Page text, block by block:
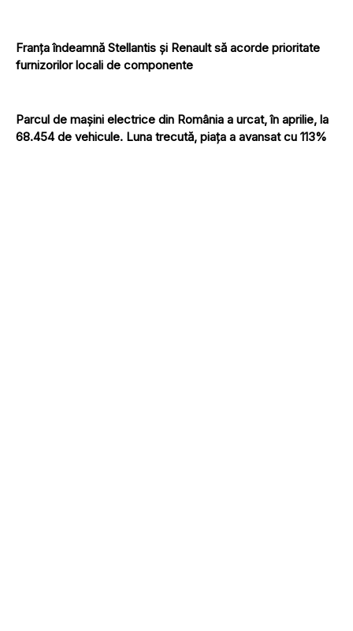
Franța îndeamnă Stellantis și Renault să acorde prioritate
furnizorilor locali de componente
Parcul de mașini electrice din România a urcat, în aprilie, la
68.454 de vehicule. Luna trecută, piața a avansat cu 113%